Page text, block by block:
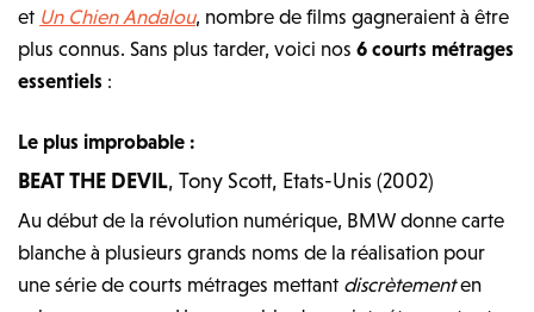
et Un Chien Andalou, nombre de films gagneraient à être
plus connus. Sans plus tarder, voici nos6 courts métrages
essentiels :
Le plus improbable :
BEAT THE DEVIL, Tony Scott, Etats-Unis (2002)
Au début de la révolution numérique, BMW donne carte
blanche à plusieurs grands noms de la réalisation pour
une série de courts métrages mettant discrètementen